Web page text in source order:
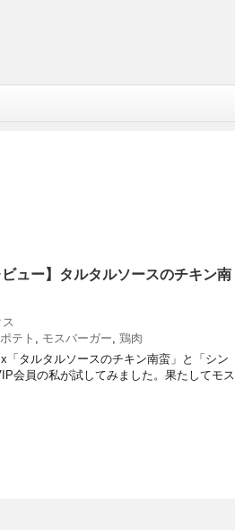
ュー】タルタルソースのチキン南
ポテト , モスバーガー, 鶏肉
タルタルソースのチキン南蛮」と「シン
会員の私が試してみました。果たしてモス